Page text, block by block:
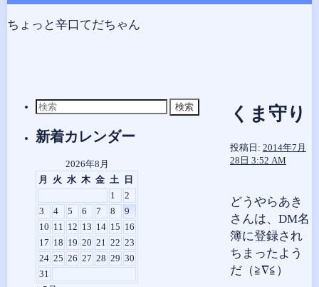
コ
ンちょっと辛口てだちゃん
くま守り
投稿日: 2014年7月
28日 3:52 AM
どうやらあき
さんは、DM名
簿に登録され
ちまったよう
だ（≧∇≦）
検
索
対
象:
新着カレンダー
2026年8月
月
火 水 木 金 土
日
1
2
3
4 5 6 7 8
9
10 11 12 13 14 15 16
17 18 19 20 21 22 23
24 25 26 27 28 29 30
31